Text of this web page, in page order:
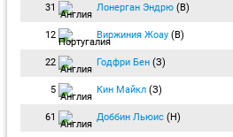
31 Лонерган Эндрю (В)
12 Виржиния Жоау (В)
22 Годфри Бен (З)
5 Кин Майкл (З)
61 Доббин Льюис (Н)